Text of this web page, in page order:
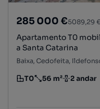
285 000 €5089,29
Apartamento T0
a Santa Catarina
Tipologia
T0
Preço por metro
56 m²
Andar 2 andar